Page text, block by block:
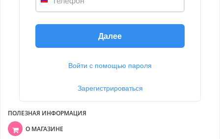
Далее
Войти с помощью пароля
Зарегистрироваться
ПОЛЕЗНАЯ ИНФОРМАЦИЯ
О МАГАЗИНЕ